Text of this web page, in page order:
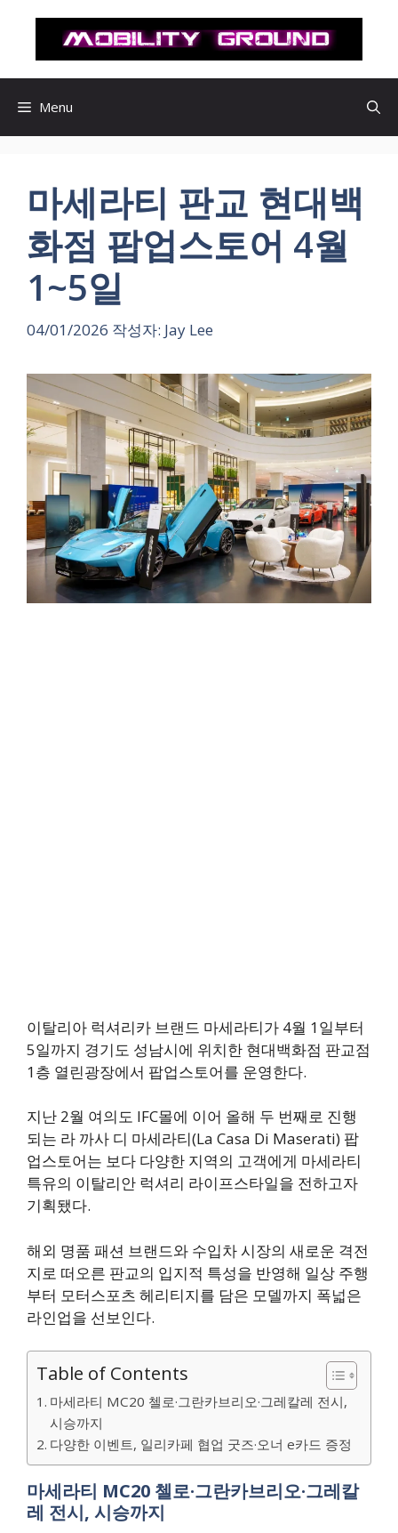
로
Menu
마세라티 판교 현대백
화점 팝업스토어 4월
1~5일
04/01/2026 작성자: Jay Lee
이탈리아 럭셔리카 브랜드 마세라티가 4월 1일부터
5일까지 경기도 성남시에 위치한 현대백화점 판교점
1층 열린광장에서 팝업스토어를 운영한다.
지난 2월 여의도 IFC몰에 이어 올해 두 번째로 진행
되는 라 까사 디 마세라티(La Casa Di Maserati) 팝
업스토어는 보다 다양한 지역의 고객에게 마세라티
특유의 이탈리안 럭셔리 라이프스타일을 전하고자
기획됐다.
해외 명품 패션 브랜드와 수입차 시장의 새로운 격전
지로 떠오른 판교의 입지적 특성을 반영해 일상 주행
부터 모터스포츠 헤리티지를 담은 모델까지 폭넓은
라인업을 선보인다.
Table of Contents
마세라티 MC20 첼로·그란카브리오·그레칼레 전시,
시승까지
다양한 이벤트, 일리카페 협업 굿즈·오너 e카드 증정
마세라티 MC20 첼로·그란카브리오·그레칼
레 전시, 시승까지